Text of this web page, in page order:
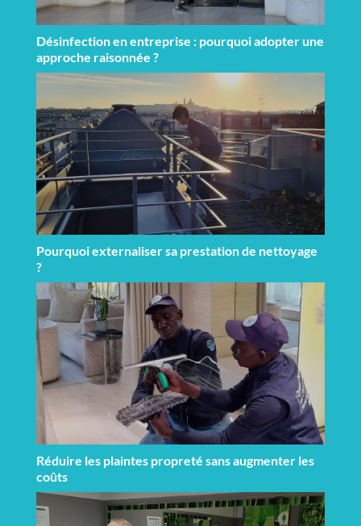
Désinfection en entreprise : pourquoi adopter une
approche raisonnée ?
Pourquoi externaliser sa prestation de nettoyage
?
Réduire les plaintes propreté sans augmenter les
coûts